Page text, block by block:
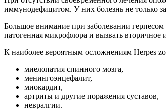
иммунодефицитом. У них болезнь не только
Большое внимание при заболевании
патогенная микрофлора и вызвать
К наиболее вероятным осложнениям Herpes
миелопатия спинного мозга,
менингоэнцефалит,
миокардит,
артриты и другие поражения суставов,
невралгии.